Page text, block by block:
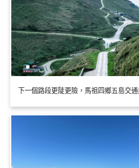
下一個路段更陡更險，馬祖四鄉五島交